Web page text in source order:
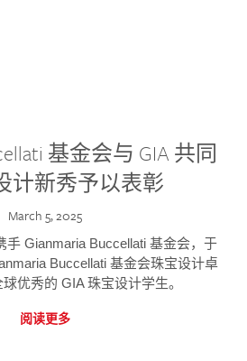
基金会与 GIA 共同
计新秀予以表彰
March 5, 2025
手 Gianmaria Buccellati 基金会，于
Buccellati 基金会珠宝设计卓
优秀的 GIA 珠宝设计学生。
阅读更多